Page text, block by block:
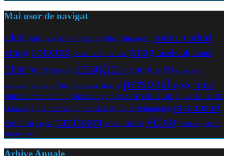
Mai usor de navigat
adult audio bani benzi desenate blog Bucuresti coduricoduri
emag concurs download DVDRip emag facebook femei
filme funny google imagini jocuri Kiss FM maramures
messenger noiembrie Nokia octombrie orange personal pozequiz
Quiz Comert Online Quiz Gadget Quiz HI-TECH Biz Quiz HI-TECH
Oameni Quiz Internet Quiz KissFM Quiz Tehnologie raspunsuri
romania sugestii timisoara torrent trailer video Vodafone yahoo
messenger
Arhive Anuale